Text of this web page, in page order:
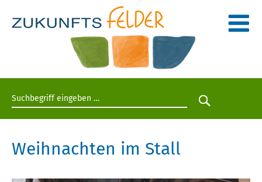
Suchbegriff eingeben
Suche
Weihnachten im Stall